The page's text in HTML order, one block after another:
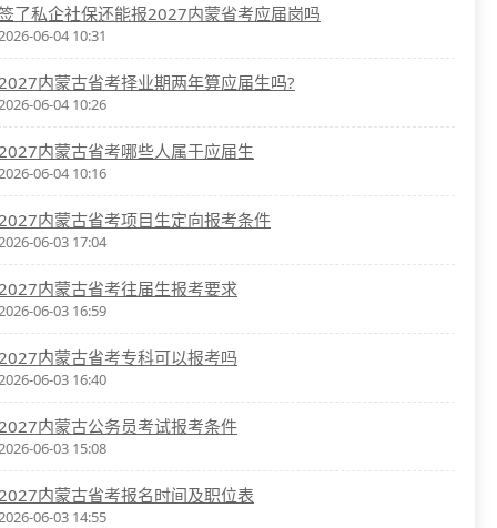
了私企社保还能报2027内蒙省考应届岗吗
06-04 10:31
内蒙古省考择业期两年算应届生吗?
06-04 10:26
内蒙古省考哪些人属于应届生
06-04 10:16
内蒙古省考项目生定向报考条件
06-03 17:04
内蒙古省考往届生报考要求
06-03 16:59
内蒙古省考专科可以报考吗
06-03 16:40
内蒙古公务员考试报考条件
06-03 15:08
内蒙古省考报名时间及职位表
06-03 14:55